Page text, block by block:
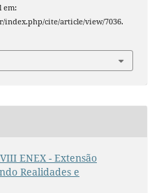
em:
index.php/cite/article/view/7036.
ENEX - Extensão
Realidades e